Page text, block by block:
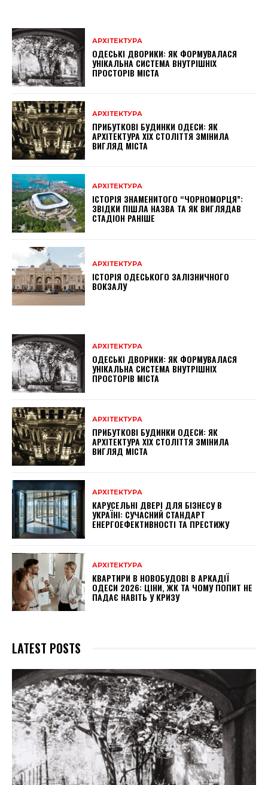
АРХІТЕКТУРА
ОДЕСЬКІ ДВОРИКИ: ЯК ФОРМУВАЛАСЯ
УНІКАЛЬНА СИСТЕМА ВНУТРІШНІХ
ПРОСТОРІВ МІСТА
АРХІТЕКТУРА
ПРИБУТКОВІ БУДИНКИ ОДЕСИ: ЯК
АРХІТЕКТУРА XIX СТОЛІТТЯ ЗМІНИЛА
ВИГЛЯД МІСТА
АРХІТЕКТУРА
ІСТОРІЯ ЗНАМЕНИТОГО “ЧОРНОМОРЦЯ”:
ЗВІДКИ ПІШЛА НАЗВА ТА ЯК ВИГЛЯДАВ
СТАДІОН РАНІШЕ
АРХІТЕКТУРА
ІСТОРІЯ ОДЕСЬКОГО ЗАЛІЗНИЧНОГО
ВОКЗАЛУ
АРХІТЕКТУРА
ОДЕСЬКІ ДВОРИКИ: ЯК ФОРМУВАЛАСЯ
УНІКАЛЬНА СИСТЕМА ВНУТРІШНІХ
ПРОСТОРІВ МІСТА
АРХІТЕКТУРА
ПРИБУТКОВІ БУДИНКИ ОДЕСИ: ЯК
АРХІТЕКТУРА XIX СТОЛІТТЯ ЗМІНИЛА
ВИГЛЯД МІСТА
АРХІТЕКТУРА
КАРУСЕЛЬНІ ДВЕРІ ДЛЯ БІЗНЕСУ В
УКРАЇНІ: СУЧАСНИЙ СТАНДАРТ
ЕНЕРГОЕФЕКТИВНОСТІ ТА ПРЕСТИЖУ
АРХІТЕКТУРА
КВАРТИРИ В НОВОБУДОВІ В АРКАДІЇ
ОДЕСИ 2026: ЦІНИ, ЖК ТА ЧОМУ ПОПИТ НЕ
ПАДАЄ НАВІТЬ У КРИЗУ
LATEST POSTS